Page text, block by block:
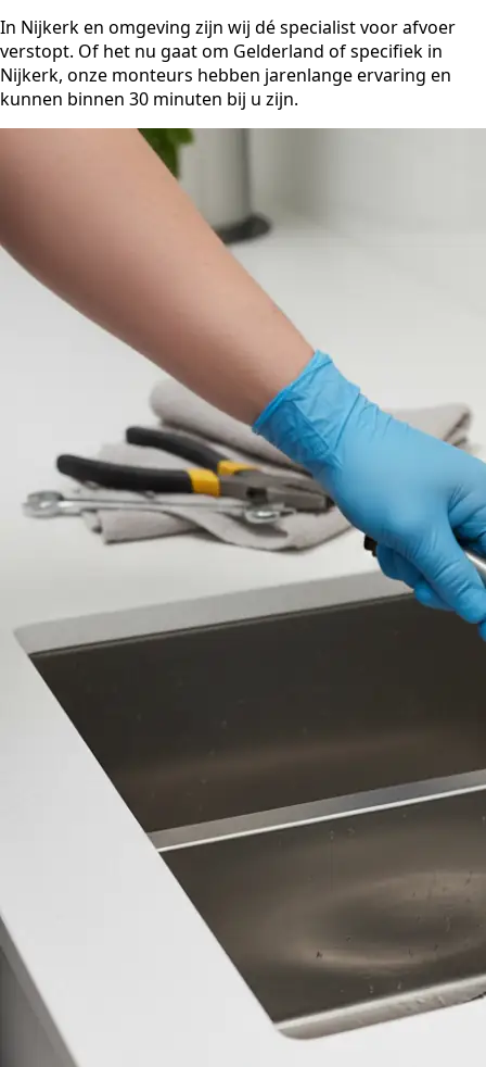
In Nijkerk en omgeving zijn wij dé specialist voor afvoer
verstopt. Of het nu gaat om Gelderland of specifiek in
Nijkerk, onze monteurs hebben jarenlange ervaring en
kunnen binnen 30 minuten bij u zijn.